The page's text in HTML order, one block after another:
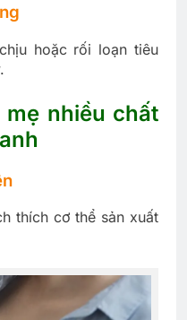
hoặc rối loạn tiêu
nhiều chất
thích cơ thể sản xuất